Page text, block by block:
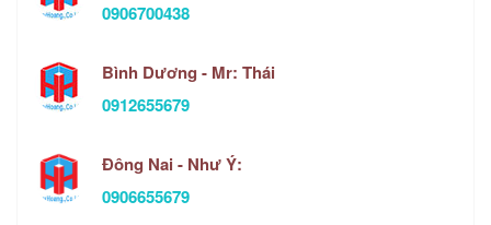
0906700438
Bình Dương - Mr: Thái
0912655679
Đông Nai - Như Ý:
0906655679